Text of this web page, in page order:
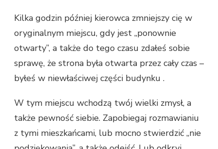
Kilka godzin później kierowca zmniejszy cię w
oryginalnym miejscu, gdy jest „ponownie
otwarty”, a także do tego czasu zdałeś sobie
sprawę, że strona była otwarta przez cały czas –
byłeś w niewłaściwej części budynku .
W tym miejscu wchodzą twój wielki zmysł, a
także pewność siebie. Zapobiegaj rozmawianiu
z tymi mieszkańcami, lub mocno stwierdzić „nie